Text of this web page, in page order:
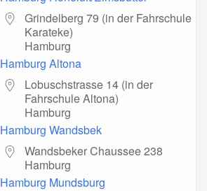
Grindelberg 79 (in der Fahrschule
Karateke)
Hamburg
Hamburg Altona
Lobuschstrasse 14 (in der
Fahrschule Altona)
Hamburg
Hamburg Wandsbek
Wandsbeker Chaussee 238
Hamburg
Hamburg Mundsburg